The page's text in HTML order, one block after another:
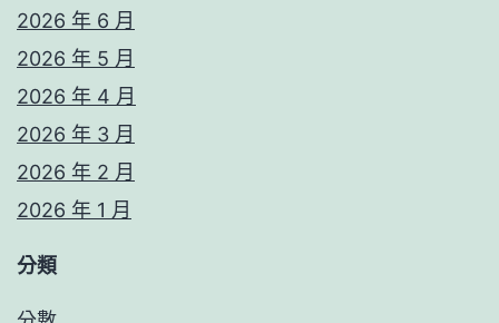
2026 年 6 月
2026 年 5 月
2026 年 4 月
2026 年 3 月
2026 年 2 月
2026 年 1 月
分類